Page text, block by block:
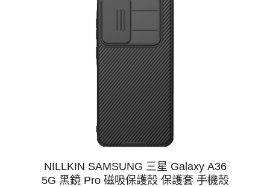
NILLKIN SAMSUNG 三星 Galaxy A36
5G 黑鏡 Pro 磁吸保護殼 保護套 手機殼